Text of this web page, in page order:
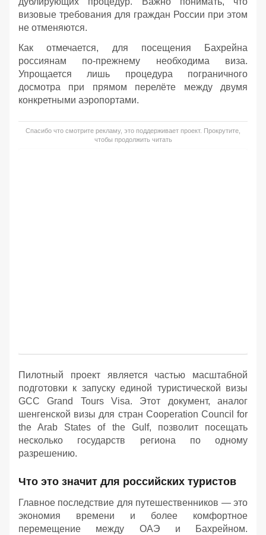
визовые требования для граждан России при этом
не отменяются.
Как отмечается, для посещения Бахрейна
россиянам по-прежнему необходима виза.
Упрощается лишь процедура пограничного
досмотра при прямом перелёте между двумя
конкретными аэропортами.
Спасибо что смотрите рекламу, это поддерживает проект. Прокрутите,
чтобы продолжить читать
Пилотный проект является частью масштабной
подготовки к запуску единой туристической визы
GCC Grand Tours Visa. Этот документ, аналог
шенгенской визы для стран Cooperation Council for
the Arab States of the Gulf, позволит посещать
несколько государств региона по одному
разрешению.
Что это значит для российских туристов
Главное последствие для путешественников — это
экономия времени и более комфортное
перемещение между ОАЭ и Бахрейном.